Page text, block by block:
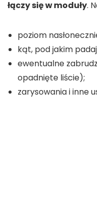
łączy się w moduły.
poziom
kąt, pod jakim
ewentualne
opadnięte liście);
zarysowania i inne